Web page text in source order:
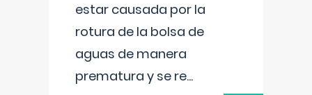
estar causada por la
rotura de la bolsa de
aguas de manera
prematura y se re...